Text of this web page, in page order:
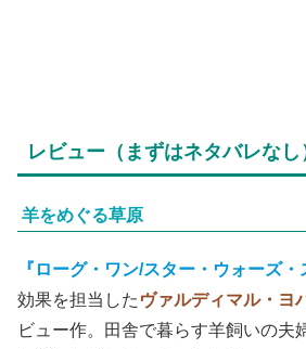
レビュー（まずはネタバレなし
羊をめぐる草原
『ローグ・ワン/スター・ウォーズ・
効果を担当した ヴァルディマル・ヨ
ビュー作。田舎で暮らす羊飼いの夫